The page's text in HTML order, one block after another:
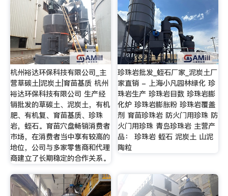
杭州裕达环保科技有限公司_主
营草碳土|泥炭土|育苗基质 杭州
裕达环保科技有限公司 生产经
销批发的草碳土、泥炭土，有机
肥、有机复、育苗基质、珍珠
岩，蛭石。育苗穴盘畅销消费者
市场，在消费者当中享有较高的
地位，公司与多家零售商和代理
商建立了长期稳定的合作关系。
珍珠岩批发_蛭石厂家_泥炭土厂
家直销 - 上海小凡园林绿化 珍
珠岩生产 珍珠岩目数 珍珠岩膨
化炉 珍珠岩膨胀粉 珍珠岩覆盖
剂 育苗珍珠岩 防火门用珍珠 防
火门用珍珠 青岛珍珠岩 主营产
品： 珍珠岩 蛭石 泥炭土 山泥
陶粒